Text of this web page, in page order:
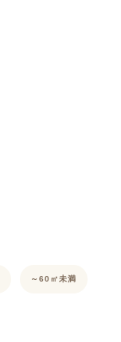
～60㎡未満